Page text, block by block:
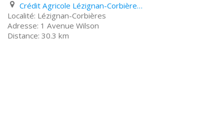
Crédit Agricole Lézignan-Corbières 1 Avenue Wilson
Lézignan-Corbières
1 Avenue Wilson
30.3 km